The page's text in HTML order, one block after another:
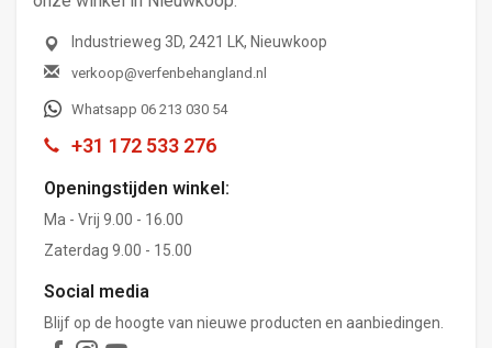
Industrieweg 3D, 2421 LK, Nieuwkoop
verkoop@verfenbehangland.nl
Whatsapp 06 213 030 54
+31 172 533 276
Openingstijden winkel:
Ma - Vrij 9.00 - 16.00
Zaterdag 9.00 - 15.00
Social media
Blijf op de hoogte van nieuwe producten en aanbiedingen.